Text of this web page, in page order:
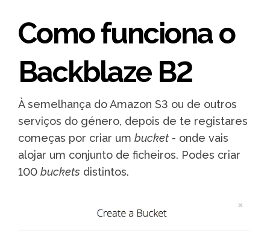
Como funciona o
Backblaze B2
À semelhança do Amazon S3 ou de outros
serviços do género, depois de te registares
começas por criar um bucket - onde vais
alojar um conjunto de ficheiros. Podes criar
100 buckets distintos.